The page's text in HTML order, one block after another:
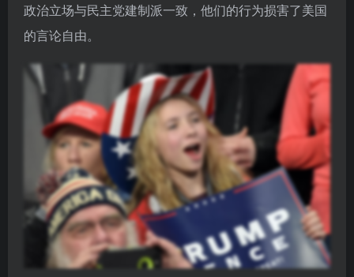
政治立场与民主党建制派一致，他们的行为损害了美国
的言论自由。